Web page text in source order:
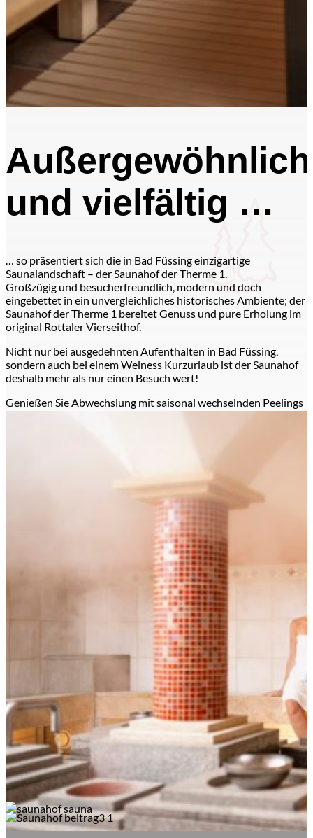
Außergewöhnlich
und vielfältig …
… so präsentiert sich die in Bad Füssing einzigartige
Saunalandschaft – der Saunahof der Therme 1.
Großzügig und besucherfreundlich, modern und doch
eingebettet in ein unvergleichliches historisches Ambiente; der
Saunahof der Therme 1 bereitet Genuss und pure Erholung im
original Rottaler Vierseithof.
Nicht nur bei ausgedehnten Aufenthalten in Bad Füssing,
sondern auch bei einem Welness Kurzurlaub ist der Saunahof
deshalb mehr als nur einen Besuch wert!
Genießen Sie Abwechslung mit saisonal wechselnden Peelings
und Aufgüssen in unvergleichlichem Ambiente.